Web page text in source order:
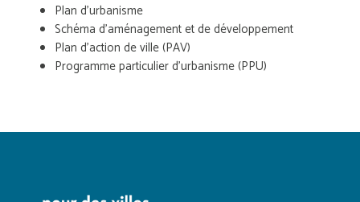
Plan d’urbanisme
Schéma d’aménagement et de développement
Plan d'action de ville (PAV)
Programme particulier d'urbanisme (PPU)